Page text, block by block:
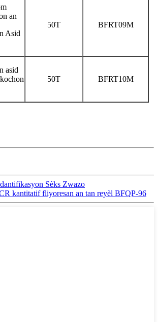
an
Asid
50T BFRT09M
asid
50T BFRT10M
Sèks Zwazo
kantitatif fliyoresan an tan reyèl BFQP-96